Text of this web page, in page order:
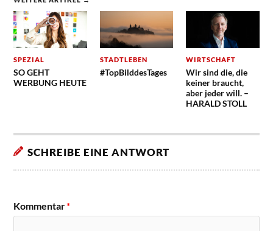
SPEZIAL
SO GEHT
WERBUNG HEUTE
STADTLEBEN
#TopBilddesTages
WIRTSCHAFT
Wir sind die, die
keiner braucht,
aber jeder will. –
HARALD STOLL
SCHREIBE EINE ANTWORT
Kommentar*